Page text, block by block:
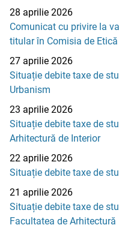
28 aprilie 2026
Comunicat cu privire la
titular în Comisia de Etică
27 aprilie 2026
Situație debite taxe de
Urbanism
23 aprilie 2026
Situație debite taxe de
Arhitectură de Interior
22 aprilie 2026
Situație debite taxe de
21 aprilie 2026
Situație debite taxe de
Facultatea de Arhitectură